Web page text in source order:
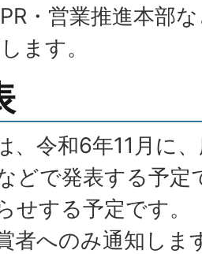
・営業推進本部
ます。
、令和6年11月に
どで発表する予定
せする予定です。
者へのみ通知しま